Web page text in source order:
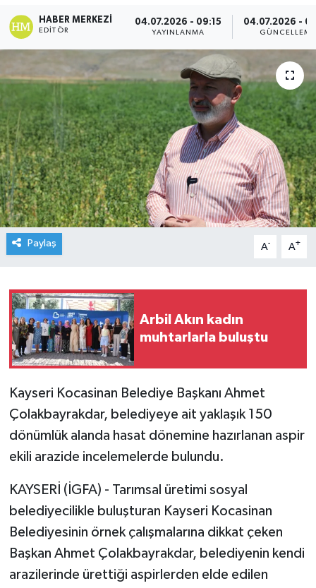
HABER MERKEZI
EDITÖR
04.07.2026 - 09:15
YAYINLANMA
04.07.2026 -
GÜNCELLEME
Paylaş A- A+
Arbil Akın kadın
muhtarlarla buluştu
Kayseri Kocasinan Belediye Başkanı Ahmet
Çolakbayrakdar, belediyeye ait yaklaşık 150
dönümlük alanda hasat dönemine hazırlanan aspir
ekili arazide incelemelerde bulundu.
KAYSERİ (İGFA) - Tarımsal üretimi sosyal
belediyecilikle buluşturan Kayseri Kocasinan
Belediyesinin örnek çalışmalarına dikkat çeken
Başkan Ahmet Çolakbayrakdar, belediyenin kendi
arazilerinde ürettiği aspirlerden elde edilen